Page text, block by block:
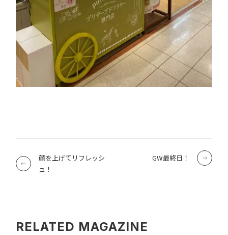
顔を上げてリフレッシ
ュ！
GW最終日！
RELATED MAGAZINE